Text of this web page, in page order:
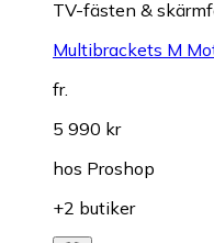
TV-fästen &
Multibrackets M
fr.
5 990 kr
hos Proshop
+2 butiker